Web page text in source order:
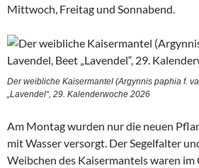
Mittwoch, Freitag und Sonnabend.
Der weibliche Kaisermantel (Argynnis paphia f.
„Lavendel“, 29. Kalenderwoche 2026
Am Montag wurden nur die neuen
mit Wasser versorgt. Der Segelfalter
Weibchen des Kaisermantels waren im